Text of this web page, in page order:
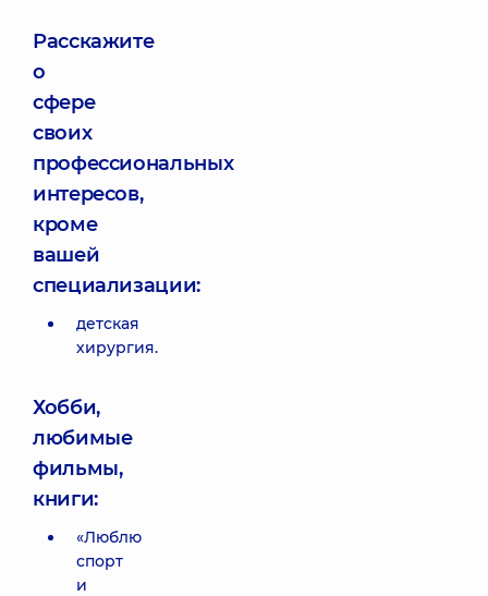
Расскажите
о
сфере
своих
профессиональных
интересов,
кроме
вашей
специализации:
детская
хирургия.
Хобби,
любимые
фильмы,
книги:
«Люблю
спорт
и